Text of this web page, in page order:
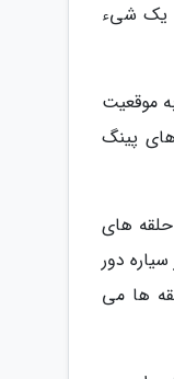
یک شیء
موقعیت
پینگ
های
دور
ها می